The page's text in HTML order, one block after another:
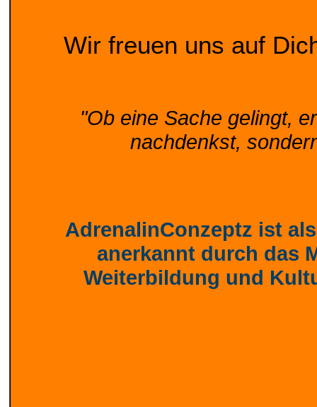
Wir freuen uns auf
"Ob eine Sache gelingt,
nachdenkst,
AdrenalinConzeptz ist
anerkannt durch das
Weiterbildung und